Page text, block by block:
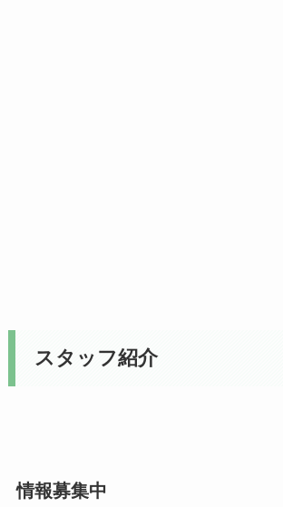
スタッフ紹介
情報募集中